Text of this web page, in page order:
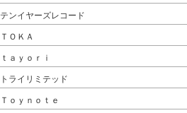
テンイヤーズレコード
ＴＯＫＡ
ｔａｙｏｒｉ
トライリミテッド
Ｔｏｙｎｏｔｅ